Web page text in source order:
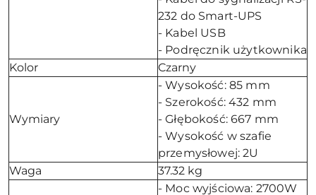
232 do Smart-UPS
- Kabel USB
- Podręcznik użytkownika
Kolor
Czarny
Wymiary
- Wysokość: 85 mm
- Szerokość: 432 mm
- Głębokość: 667 mm
- Wysokość w szafie
przemysłowej: 2U
Waga
37.32 kg
- Moc wyjściowa: 2700W